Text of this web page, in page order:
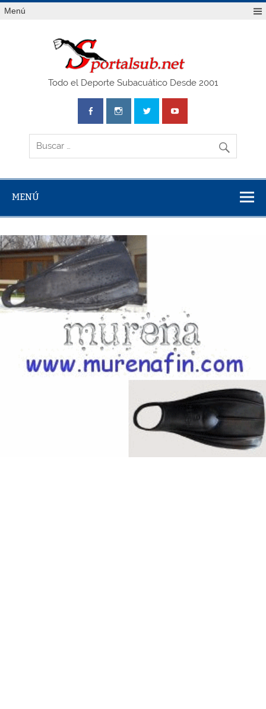
Saltar
alMenú
Todo el Deporte Subacuático Desde 2001
MENÚ